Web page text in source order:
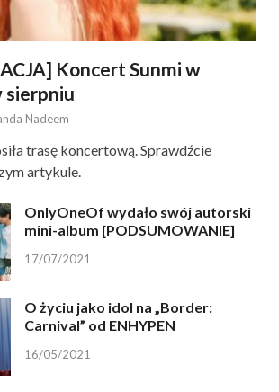
Koncert Sunmi w
sierpniu
Nadeem
trasę koncertową. Sprawdźcie
artykule.
OnlyOneOf wydało swój autorski
mini-album [PODSUMOWANIE]
17/07/2021
O życiu jako idol na „Border:
Carnival” od ENHYPEN
16/05/2021